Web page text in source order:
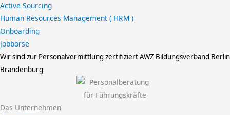
Active Sourcing
Human Resources Management ( HRM )
Onboarding
Jobbörse
Wir sind zur Personalvermittlung zertifiziertAWZ Bildungsverband Berlin
Brandenburg
Das Unternehmen